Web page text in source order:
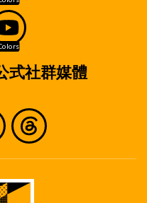
、ならびに内定もし
範囲に限定してお
社及び店舗内での
に開示する場合が
式社群媒體